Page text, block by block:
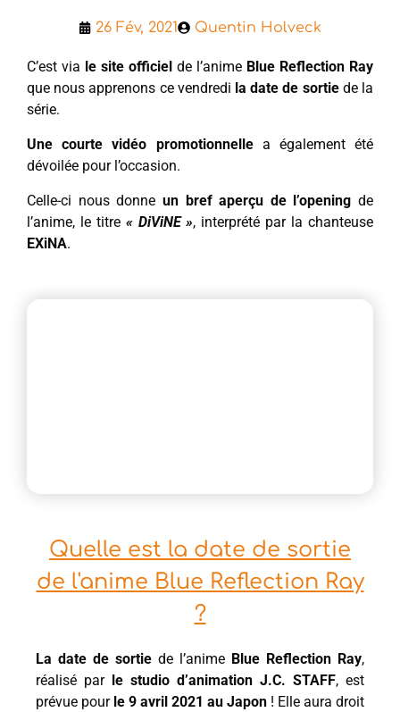
26 Fév, 2021 Quentin Holveck
C’est via le site officiel de l’anime Blue Reflection Ray
que nous apprenons ce vendredi la date de sortiede la
série.
Une courte vidéo promotionnellea également été
dévoilée pour l’occasion.
Celle-ci nous donne un bref aperçu de l’opening de
l’anime, le titre « DiViNE », interprété par la chanteuse
EXiNA.
Quelle est la date de sortie
de l'anime Blue Reflection Ray
?
La date de sortie de l’anime Blue Reflection Ray,
réalisé par le studio d’animation J.C. STAFF, est
prévue pour le 9 avril 2021 au Japon ! Elle aura droit